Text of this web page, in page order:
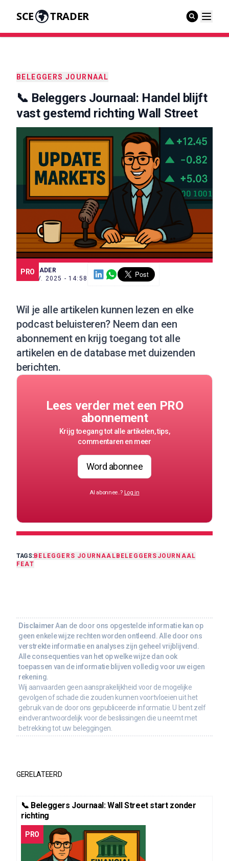
SCE TRADER
BELEGGERS JOURNAAL
📞 Beleggers Journaal: Handel blijft
vast gestemd richting Wall Street
PRO
SCE TRADER
10 NOV. 2025 - 14:58
Wil je alle artikelen kunnen lezen en elke
podcast beluisteren? Neem dan een
abonnementen krijg toegang tot alle
artikelen en de database met duizenden
berichten.
Lees verder met een PRO
abonnement
Krijg toegang tot alle artikelen, tips,
commentaren en meer
Word abonnee
Al abonnee..? Log in
TAGS:BELEGGERS JOURNAAL BELEGGERSJOURNAAL
FEAT
Disclaimer Aan de door ons opgestelde informatie kan op
geen enkele wijze rechten worden ontleend. Alle door ons
verstrekte informatie en analyses zijn geheel vrijblijvend.
Alle consequenties van het op welke wijze dan ook
toepassen van de informatie blijven volledig voor uw eigen
rekening.
Wij aanvaarden geen aansprakelijkheid voor de mogelijke
gevolgen of schade die zouden kunnen voortvloeien uit het
gebruik van de door ons gepubliceerde informatie. U bent zelf
eindverantwoordelijk voor de beslissingen die u neemt met
betrekking tot uw beleggingen.
GERELATEERD
📞 Beleggers Journaal: Wall Street start zonder
richting
PRO